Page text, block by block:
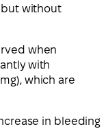
but without
when
with
which are
in bleeding